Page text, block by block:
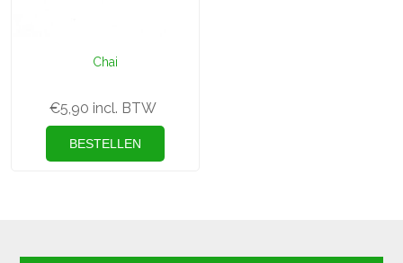
Chai
€5,90 incl. BTW